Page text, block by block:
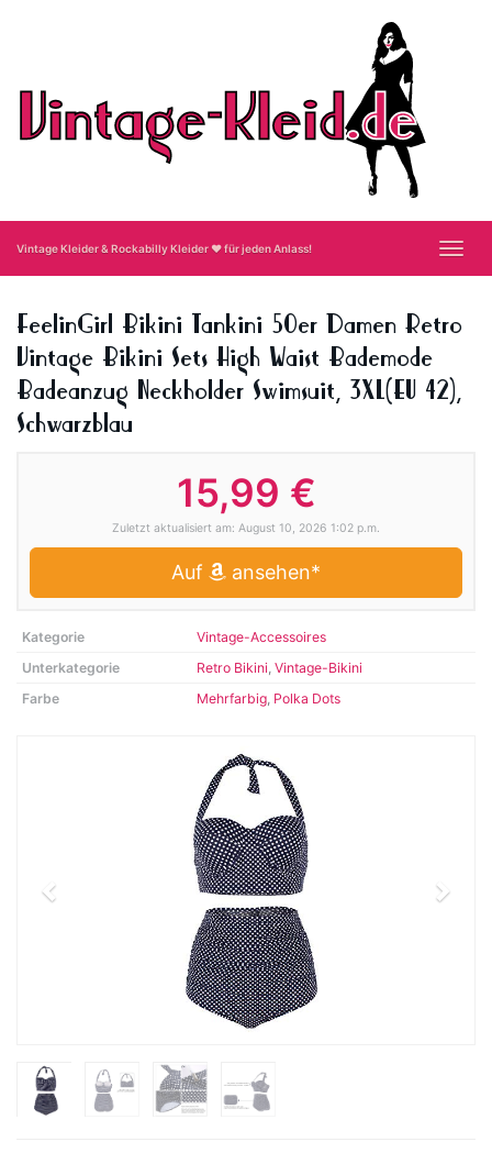
Vintage Kleider & Rockabilly Kleider ❤ für jeden Anlass!
FeelinGirl Bikini Tankini 50er Damen Retro
Vintage Bikini Sets High Waist Bademode
Badeanzug Neckholder Swimsuit, 3XL(EU 42),
Schwarzblau
15,99 €
Zuletzt aktualisiert am: August 10, 2026 1:02 p.m.
Auf ansehen*
Kategorie
Vintage-Accessoires
Unterkategorie
Retro Bikini, Vintage-Bikini
Farbe
Mehrfarbig, Polka Dots